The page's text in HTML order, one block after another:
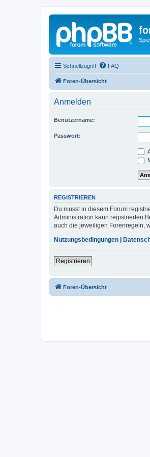
Schnellzugriff FAQ
Foren-Übersicht
Anmelden
Benutzername:
Passwort:
REGISTRIEREN
Du musst in diesem Forum
Administration kann registrierten
auch die jeweiligen Forenregeln,
Nutzungsbedingungen
Registrieren
Foren-Übersicht